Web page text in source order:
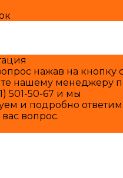
нажав на кнопку
нашему менеджеру
501-50-67 и мы
и подробно
вопрос.